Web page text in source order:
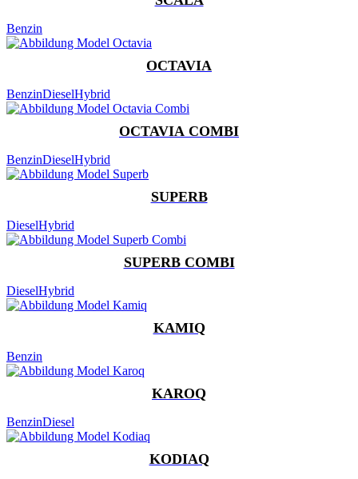
Benzin
OCTAVIA
BenzinDieselHybrid
OCTAVIA COMBI
BenzinDieselHybrid
SUPERB
DieselHybrid
SUPERB COMBI
DieselHybrid
KAMIQ
Benzin
KAROQ
BenzinDiesel
KODIAQ